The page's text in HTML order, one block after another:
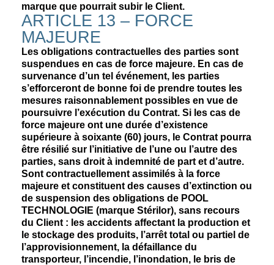
marque que pourrait subir le Client.
ARTICLE 13 – FORCE
MAJEURE
Les obligations contractuelles des parties sont
suspendues en cas de force majeure. En cas de
survenance d’un tel événement, les parties
s’efforceront de bonne foi de prendre toutes les
mesures raisonnablement possibles en vue de
poursuivre l’exécution du Contrat. Si les cas de
force majeure ont une durée d’existence
supérieure à soixante (60) jours, le Contrat pourra
être résilié sur l’initiative de l’une ou l’autre des
parties, sans droit à indemnité de part et d’autre.
Sont contractuellement assimilés à la force
majeure et constituent des causes d’extinction ou
de suspension des obligations de POOL
TECHNOLOGIE (marque Stérilor), sans recours
du Client : les accidents affectant la production et
le stockage des produits, l’arrêt total ou partiel de
l’approvisionnement, la défaillance du
transporteur, l’incendie, l’inondation, le bris de